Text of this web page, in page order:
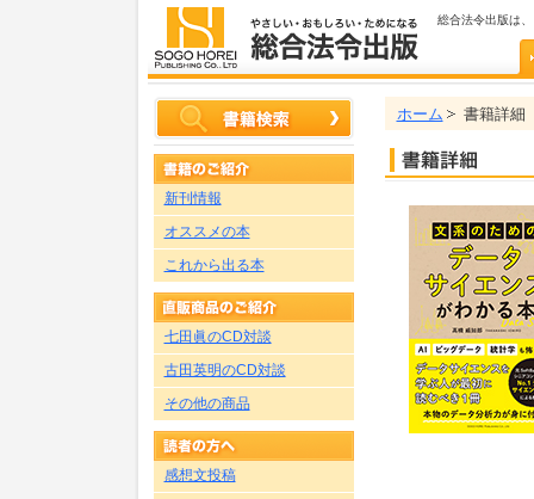
総合法令出版は
ホーム 書籍詳細
新刊情報
オススメの本
これから出る本
七田眞のCD対談
古田英明のCD対談
その他の商品
感想文投稿